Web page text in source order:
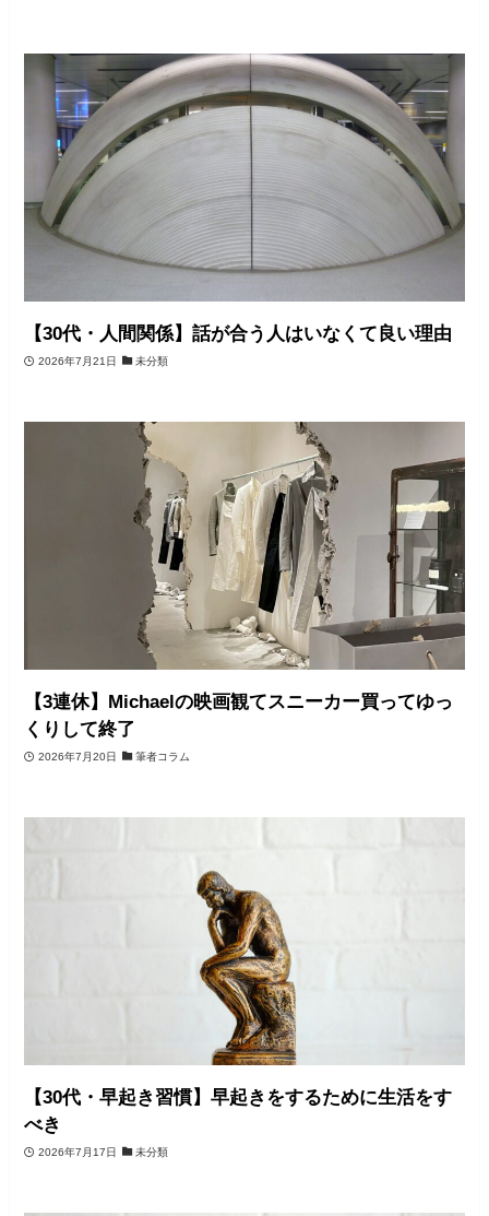
【30代・人間関係】話が合う人はいなくて良い理由
2026年7月21日 未分類
【3連休】Michaelの映画観てスニーカー買ってゆっ
くりして終了
2026年7月20日 筆者コラム
【30代・早起き習慣】早起きをするために生活をす
べき
2026年7月17日 未分類